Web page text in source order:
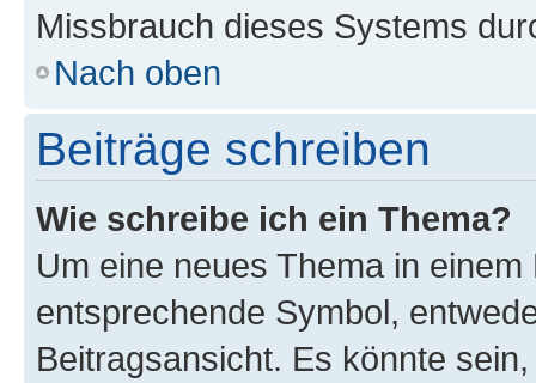
Missbrauch dieses Systems
Nach oben
Beiträge schreiben
Wie schreibe ich ein Thema?
Um eine neues Thema in
entsprechende Symbol,
Beitragsansicht. Es könnte